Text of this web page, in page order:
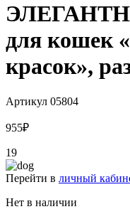
для кошек
красок»,
Артикул 05804
955₽
19
Перейти в личный
Нет в наличии